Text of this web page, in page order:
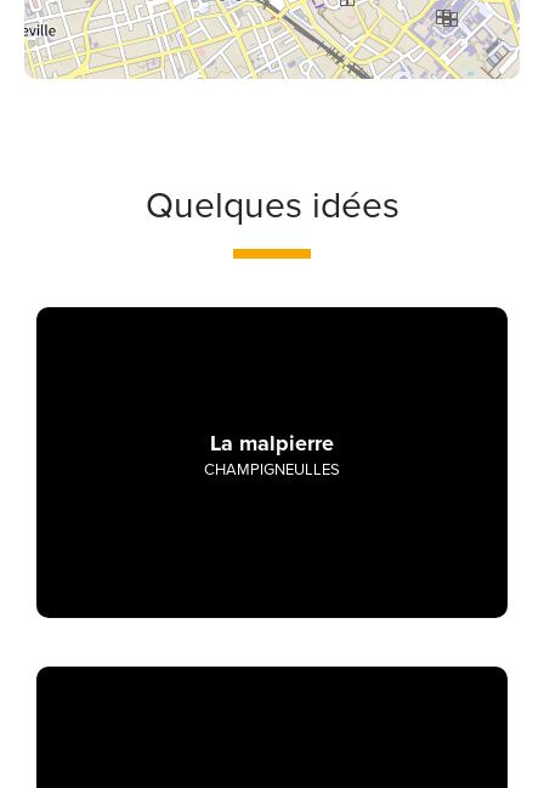
Quelques idées
La malpierre
CHAMPIGNEULLES